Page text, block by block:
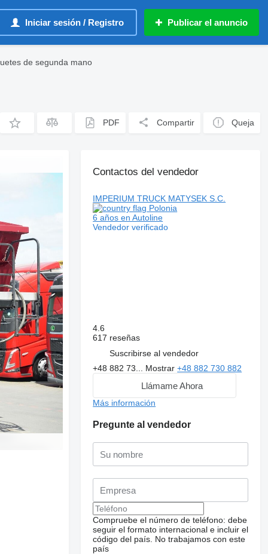
Iniciar sesión / Registro Publicar el anuncio
de segunda mano
PDF Compartir Queja
Contactos del vendedor
IMPERIUM TRUCK MATYSEK S.C.
Polonia
6 años en Autoline
Vendedor verificado
4.6
617 reseñas
Suscribirse al vendedor
+48 882 73... Mostrar+48 882 730 882
Llámame Ahora
Más información
Pregunte al vendedor
Compruebe el número de teléfono: debe
seguir el formato internacional e incluir el
código del país. No trabajamos con este
país